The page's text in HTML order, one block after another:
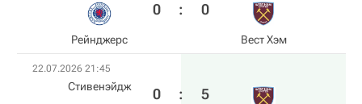
Рейнджерс
0 : 0
Вест Хэм
22.07.2026 21:45
Стивенэйдж 0 : 5